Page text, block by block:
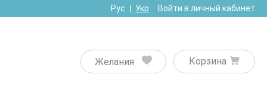
Рус Укр Войти в личный кабинет
Желания Корзина